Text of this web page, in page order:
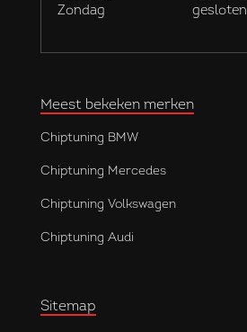
Zondag
gesloten
Meest bekeken merken
Chiptuning BMW
Chiptuning Mercedes
Chiptuning Volkswagen
Chiptuning Audi
Sitemap